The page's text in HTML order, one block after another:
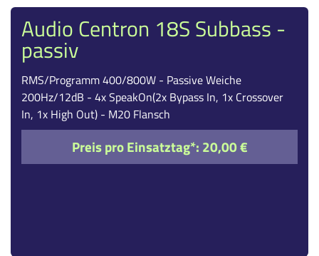
Audio Centron 18S Subbass -
passiv
RMS/Programm 400/800W - Passive Weiche
200Hz/12dB - 4x SpeakOn(2x Bypass In, 1x Crossover
In, 1x High Out) - M20 Flansch
Preis pro Einsatztag*: 20,00 €